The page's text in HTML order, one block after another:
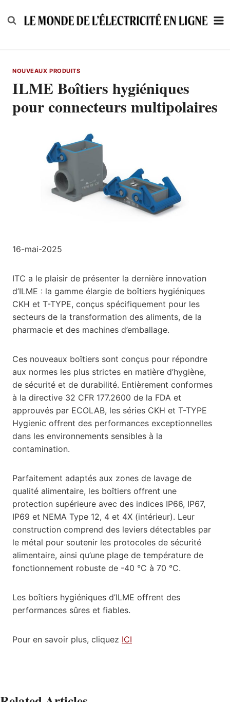
to
NOUVEAUX PRODUITS
ILME Boîtiers hygiéniques
pour connecteurs multipolaires
16-mai-2025
ITC a le plaisir de présenter la dernière innovation
d’ILME : la gamme élargie de boîtiers hygiéniques
CKH et T-TYPE, conçus spécifiquement pour les
secteurs de la transformation des aliments, de la
pharmacie et des machines d’emballage.
Ces nouveaux boîtiers sont conçus pour répondre
aux normes les plus strictes en matière d’hygiène,
de sécurité et de durabilité. Entièrement conformes
à la directive 32 CFR 177.2600 de la FDA et
approuvés par ECOLAB, les séries CKH et T-TYPE
Hygienic offrent des performances exceptionnelles
dans les environnements sensibles à la
contamination.
Parfaitement adaptés aux zones de lavage de
qualité alimentaire, les boîtiers offrent une
protection supérieure avec des indices IP66, IP67,
IP69 et NEMA Type 12, 4 et 4X (intérieur). Leur
construction comprend des leviers détectables par
le métal pour soutenir les protocoles de sécurité
alimentaire, ainsi qu’une plage de température de
fonctionnement robuste de -40 °C à 70 °C.
Les boîtiers hygiéniques d’ILME offrent des
performances sûres et fiables.
Pour en savoir plus, cliquez ICI